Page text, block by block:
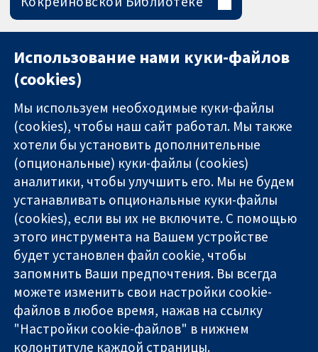
Надёжные
доказательства
Информированные
решения
Во благо
здоровья
11-13 Cavendish
Square
London
W1G 0AN
United Kingdom
Связаться с
нами
Новости
Пресс-
служба
О нас
Работа
Cochrane
Library
Использование нами куки-файлов
(cookies)
Мы используем необходимые куки-файлы
(cookies), чтобы наш сайт работал. Мы также
хотели бы установить дополнительные
(опциональные) куки-файлы (cookies)
аналитики, чтобы улучшить его. Мы не будем
устанавливать опциональные куки-файлы
(cookies), если вы их не включите. С помощью
этого инструмента на Вашем устройстве
будет установлен файл cookie, чтобы
запомнить Ваши предпочтения. Вы всегда
можете изменить свои настройки cookie-
файлов в любое время, нажав на ссылку
"Настройки cookie-файлов" в нижнем
колонтитуле каждой страницы.